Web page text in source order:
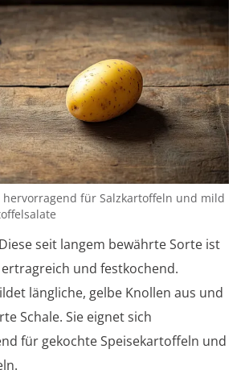
hervorragend für Salzkartoffeln und mild
Diese seit langem bewährte Sorte ist
und festkochend.
längliche, gelbe Knollen aus und
Schale. Sie eignet sich
für gekochte Speisekartoffeln und